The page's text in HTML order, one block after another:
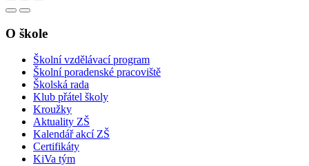
O škole
Školní vzdělávací program
Školní poradenské pracoviště
Školská rada
Klub přátel školy
Kroužky
Aktuality ZŠ
Kalendář akcí ZŠ
Certifikáty
KiVa tým